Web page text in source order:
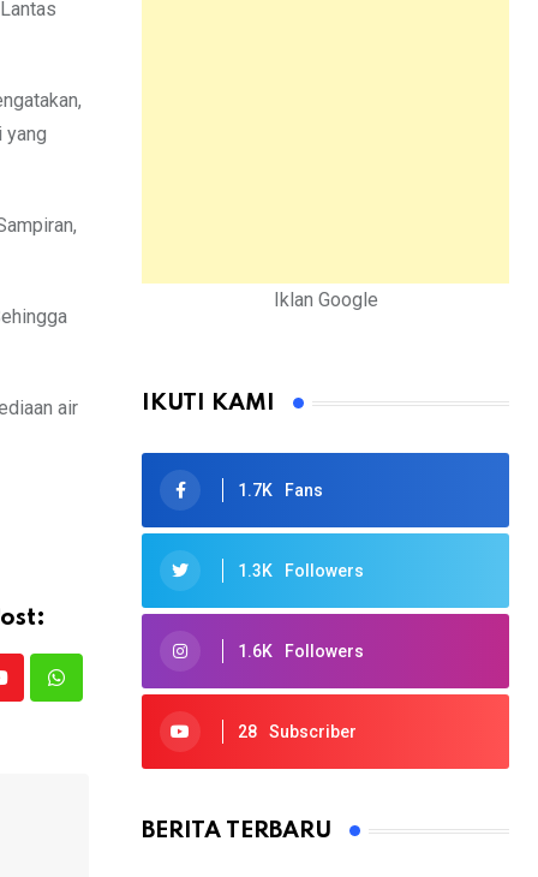
yang
air
Whatsapp
Iklan Google
IKUTI KAMI
1.7K Fans
1.3K Followers
1.6K Followers
28 Subscriber
BERITA TERBARU